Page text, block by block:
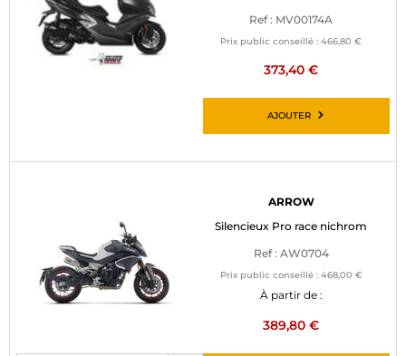
Ref : MV00174A
Prix public conseillé : 466,80 €
373,40 €
AJOUTER
ARROW
Silencieux Pro race nichrom
Ref : AW0704
Prix public conseillé : 468,00 €
À partir de :
389,80 €